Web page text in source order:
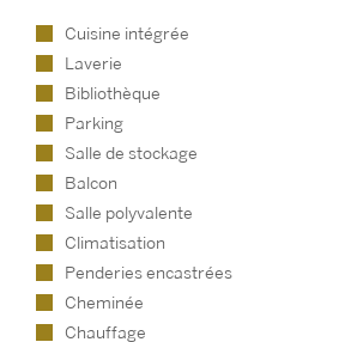
Cuisine intégrée
Laverie
Bibliothèque
Parking
Salle de stockage
Balcon
Salle polyvalente
Climatisation
Penderies encastrées
Cheminée
Chauffage